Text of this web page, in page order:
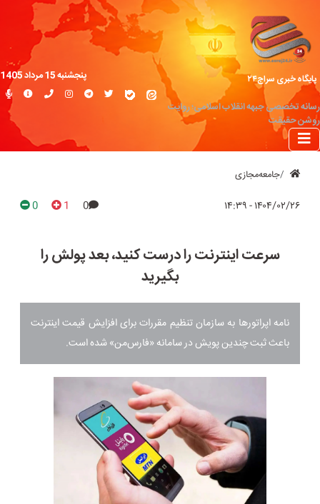
پایگاه خبری سراج۲۴
رسانه تخصصی جبهه انقلاب اسلامی؛ روایت
روشن حقیقت
پنجشنبه 15 مرداد 1405
جامعه‌مجازی
۱۴۰۴/۰۲/۲۶ - ۱۴:۳۹ 0
1
0
سرعت اینترنت را درست کنید، بعد پولش را
بگیرید
نامه اپراتورها به سازمان تنظیم مقررات برای افزایش قیمت اینترنت
باعث ثبت چندین پویش‌ در سامانه «فارس‌من» شده است.